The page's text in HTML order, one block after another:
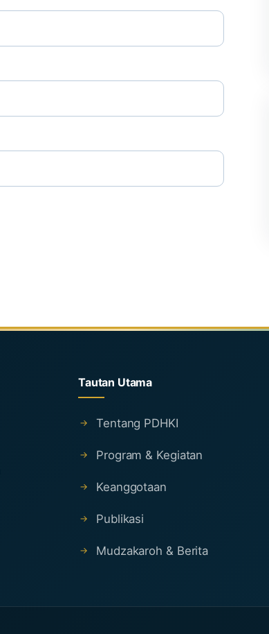
Tautan Utama
Tentang PDHKI
Program & Kegiatan
Keanggotaan
Publikasi
Mudzakaroh & Berita